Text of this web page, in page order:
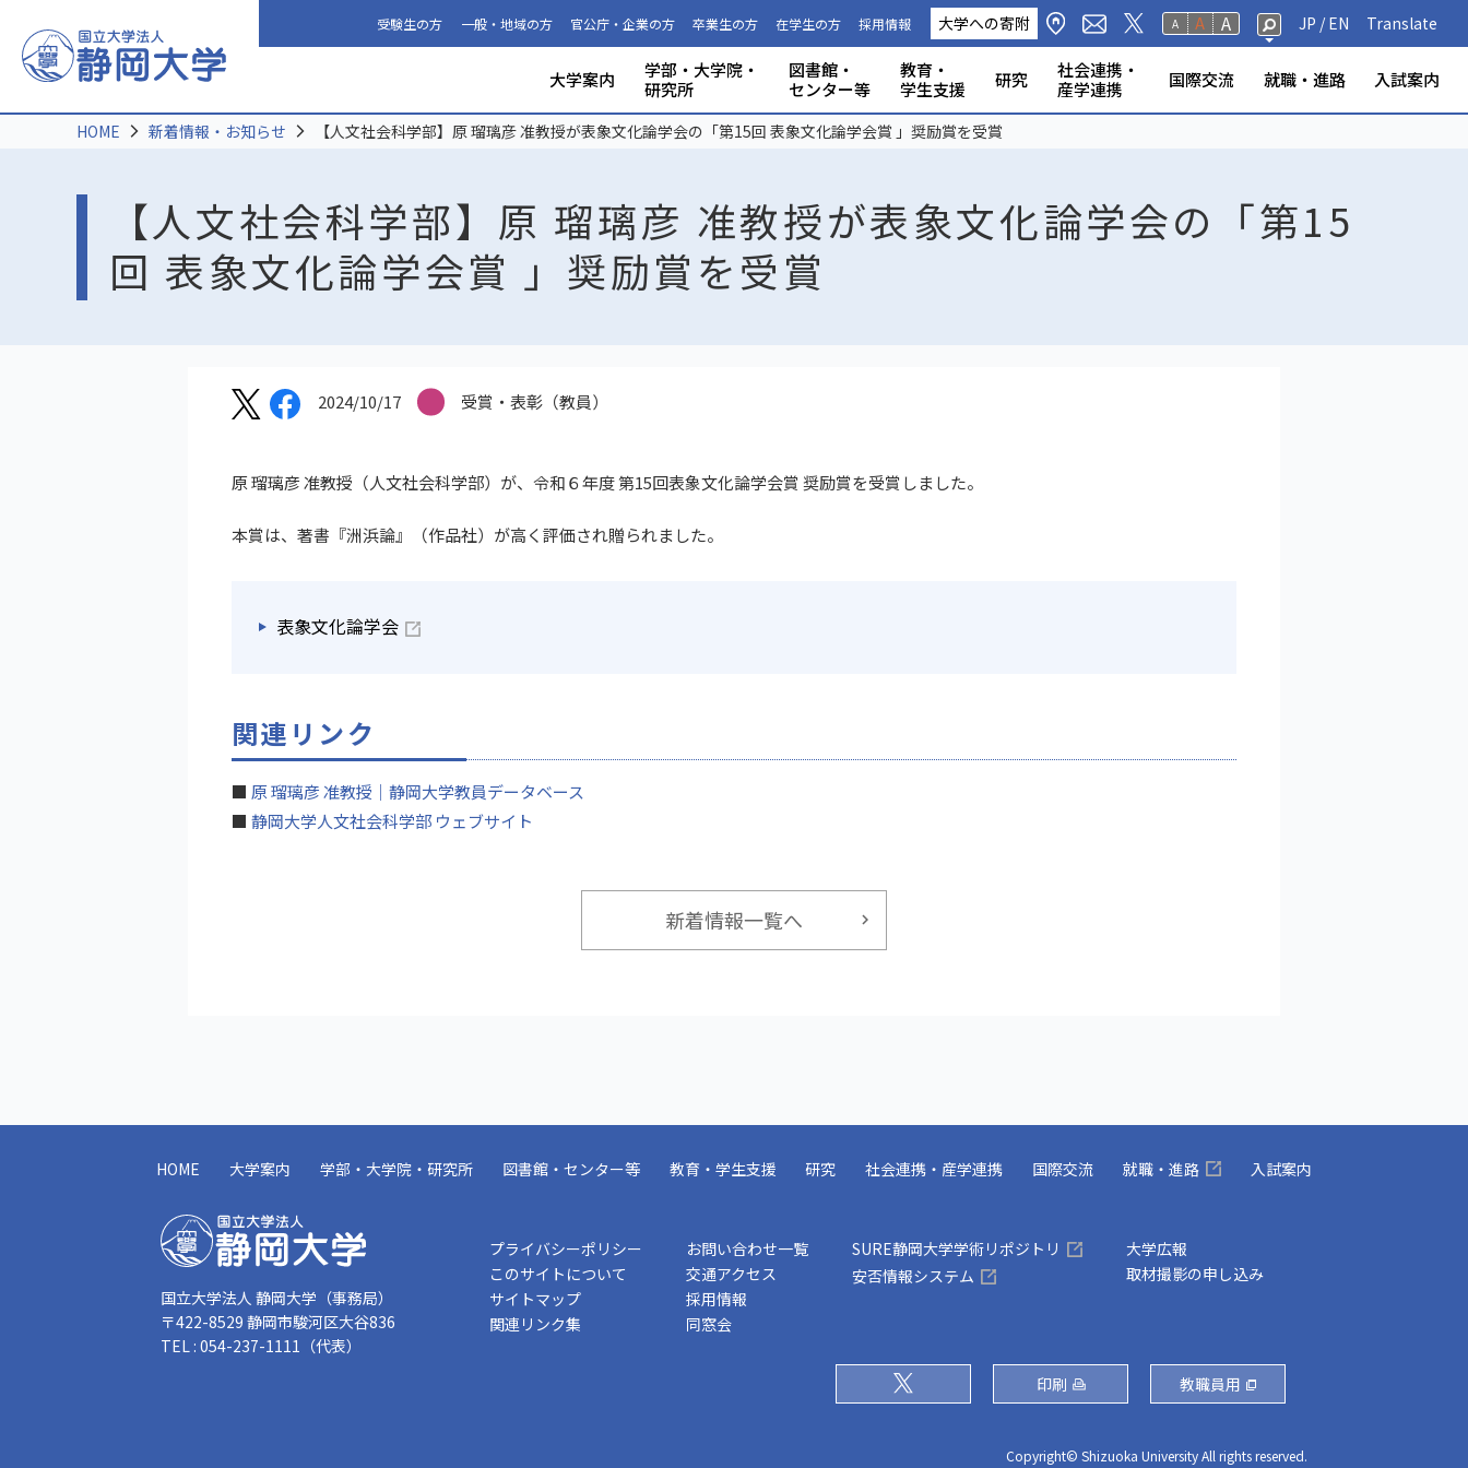
受験生の方 一般・地域の方 官公庁・企業の方 卒業生の方 在学生の方 採用情報 大学への寄附 A A A JP /EN Translate
大学案内
大学の概要 理念と目標・取組
共同利用 施設利用
事務組織・窓口 大学広報
学部・大学院・
研究所
人文社会科学部 教育学部
理学部 工学部
グローバル共創科学部 地域創造学環
電子工学研究所 グリーン科学技術研究所
図書館・
センター等
附属図書館 機構・センター等
教育・
学生支援
教育ポリシー 教育情報の公表
学生生活 授業料・奨学金
特別教育プログラム 学内共通規則
研究
研究成果（プレスリリース） 研究者情報（教員DB）
研究者インタビュー 私たちの研究室
研究フェロー・若手重点研究
プロジェクト研究所 取組・データベース
機器の共同利用
社会連携・
産学連携
社会連携 産学連携
本学教職員への兼業依頼
国際交流
国際連携推進機構につい
て
ABPについて
海外から静岡大学への留
静岡大学から海外への留
学
就職・進路 入試案内
学部入試 受験用DATABOOK
3年次編入
科目等履修生・聴講生・研究
生
【人文社会科学部】原 瑠璃彦 准教授が表象文化論学会の「第15
回 表象文化論学会賞 」奨励賞を受賞
HOME 新着情報・お知らせ 【人文社会科学部】原 瑠璃彦 准教授が表象文化論学会の「第15回 表象文化論学会賞 」奨励賞を受賞
2024/10/17 受賞・表彰（教員）
原 瑠璃彦 准教授（人文社会科学部）が、令和６年度 第15回表象文化論学会賞 奨励賞を受賞しました。
本賞は、著書『洲浜論』（作品社）が高く評価され贈られました。
表象文化論学会
関連リンク
■ 原 瑠璃彦 准教授｜静岡大学教員データベース
■ 静岡大学人文社会科学部 ウェブサイト
新着情報一覧へ
HOME 大学案内 学部・大学院・研究所 図書館・センター等 教育・学生支援 研究 社会連携・産学連携 国際交流 就職・進路 入試案内
国立大学法人 静岡大学（事務局）
〒422-8529 静岡市駿河区大谷836
TEL : 054-237-1111（代表）
プライバシーポリシー
このサイトについて
サイトマップ
関連リンク集
お問い合わせ一覧
交通アクセス
採用情報
同窓会
SURE静岡大学学術リポジトリ
安否情報システム
大学広報
取材撮影の申し込み
印刷 教職員用
Copyright© Shizuoka University All rights reserved.